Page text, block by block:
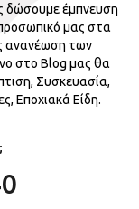
δώσουμε έμπνευση
μας στα
ανανέωση των
στο Blog μας θα
Συσκευασία,
Εποχιακά Είδη.